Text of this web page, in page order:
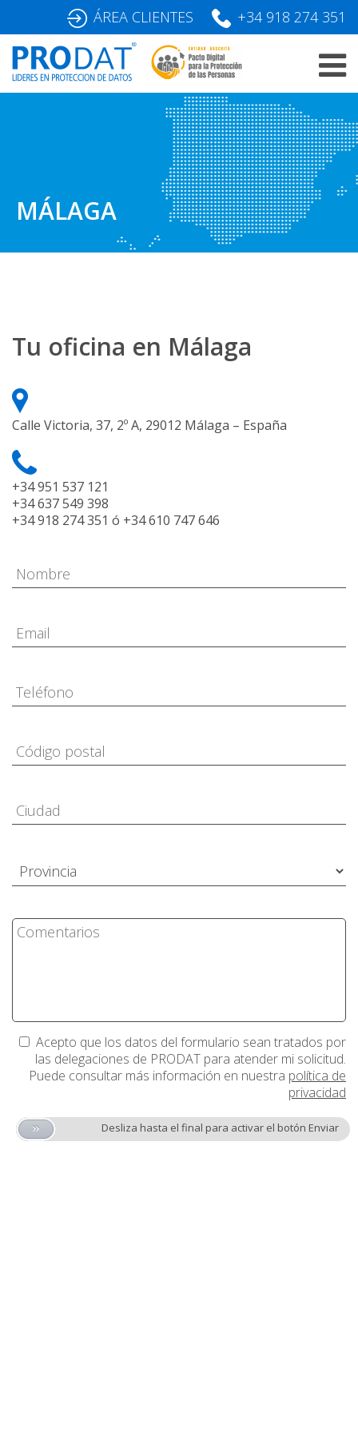
content
ÁREA CLIENTES +34 918 274 351
MÁLAGA
Tu oficina en Málaga
Calle Victoria, 37, 2º A, 29012 Málaga – España
+34 951 537 121
+34 637 549 398
+34 918 274 351 ó +34 610 747 646
Acepto que los datos del formulario sean tratados por
las delegaciones de PRODAT para atender mi solicitud.
Puede consultar más información en nuestra política de
privacidad
Desliza hasta el final para activar el botón Enviar
»